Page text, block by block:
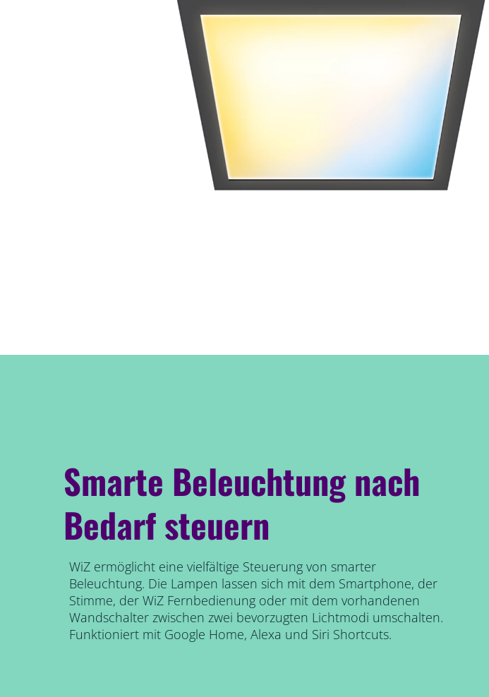
Smarte Beleuchtung nach
Bedarf steuern
WiZ ermöglicht eine vielfältige Steuerung von smarter
Beleuchtung. Die Lampen lassen sich mit dem Smartphone, der
Stimme, der WiZ Fernbedienung oder mit dem vorhandenen
Wandschalter zwischen zwei bevorzugten Lichtmodi umschalten.
Funktioniert mit Google Home, Alexa und Siri Shortcuts.